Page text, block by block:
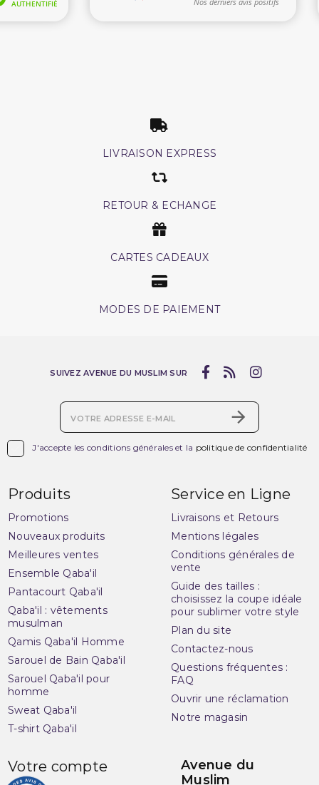
LIVRAISON EXPRESS
RETOUR & ECHANGE
CARTES CADEAUX
MODES DE PAIEMENT
J'accepte les conditions générales et la politique de confidentialité
SUIVEZ AVENUE DU MUSLIM SUR
Produits
Promotions
Nouveaux produits
Meilleures ventes
Ensemble Qaba'il
Pantacourt Qaba'il
Qaba'il : vêtements
musulman
Qamis Qaba'il Homme
Sarouel de Bain Qaba'il
Sarouel Qaba'il pour
homme
Sweat Qaba'il
T-shirt Qaba'il
Service en Ligne
Livraisons et Retours
Mentions légales
Conditions générales de
vente
Guide des tailles :
choisissez la coupe idéale
pour sublimer votre style
Plan du site
Contactez-nous
Questions fréquentes :
FAQ
Ouvrir une réclamation
Notre magasin
Votre compte
Avenue du
Muslim